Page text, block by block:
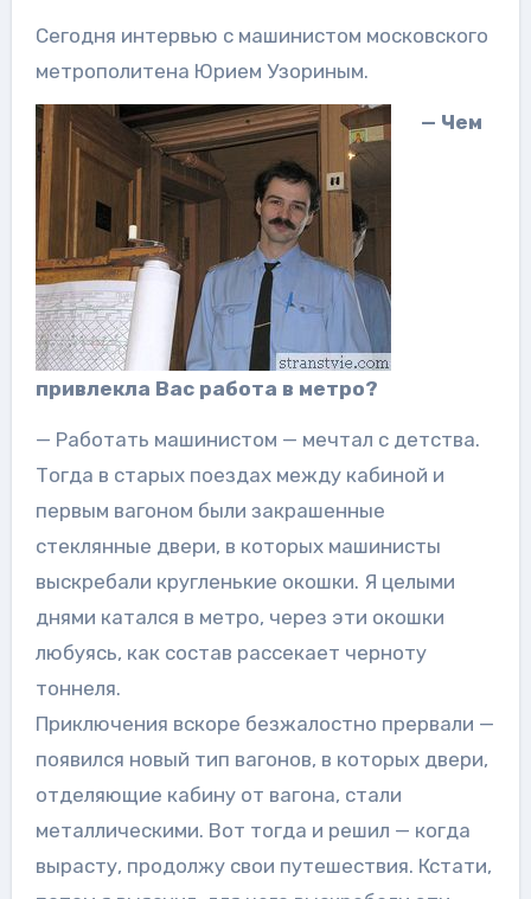
Сегодня интервью с машинистом московского
метрополитена Юрием Узориным.
— Чем
привлекла Вас работа в метро?
— Работать машинистом — мечтал с детства.
Тогда в старых поездах между кабиной и
первым вагоном были закрашенные
стеклянные двери, в которых машинисты
выскребали кругленькие окошки. Я целыми
днями катался в метро, через эти окошки
любуясь, как состав рассекает черноту
тоннеля.
Приключения вскоре безжалостно прервали —
появился новый тип вагонов, в которых двери,
отделяющие кабину от вагона, стали
металлическими. Вот тогда и решил — когда
вырасту, продолжу свои путешествия. Кстати,